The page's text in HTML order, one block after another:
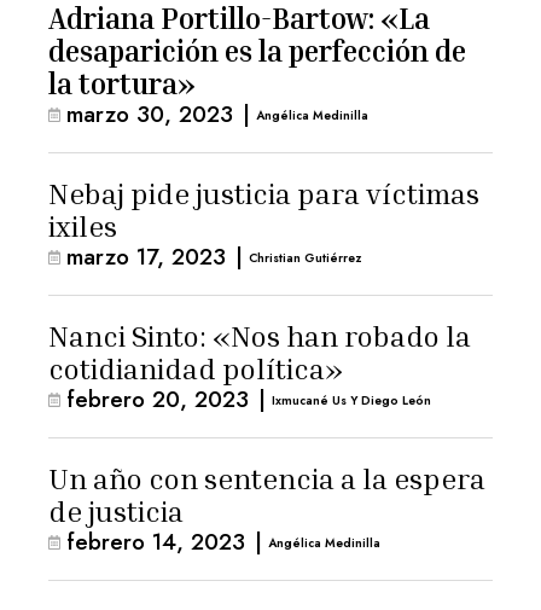
Adriana Portillo-Bartow: «La
desaparición es la perfección de
la tortura»
marzo 30, 2023 | Angélica Medinilla
Nebaj pide justicia para víctimas
ixiles
marzo 17, 2023 | Christian Gutiérrez
Nanci Sinto: «Nos han robado la
cotidianidad política»
febrero 20, 2023 | Ixmucané Us Y Diego León
Un año con sentencia a la espera
de justicia
febrero 14, 2023 | Angélica Medinilla